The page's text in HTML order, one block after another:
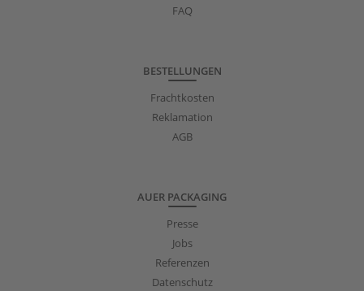
FAQ
BESTELLUNGEN
Frachtkosten
Reklamation
AGB
AUER PACKAGING
Presse
Jobs
Referenzen
Datenschutz